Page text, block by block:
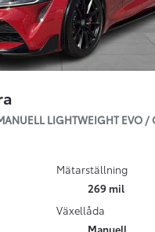
LIGHTWEIGHT EVO /
Mätarställning
269 mil
Växellåda
Manuell